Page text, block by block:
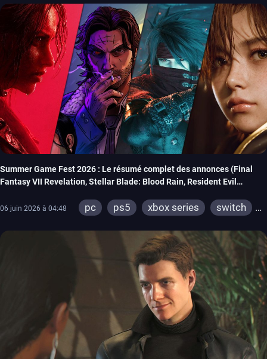
Summer Game Fest 2026 : Le résumé complet des annonces (Final
Fantasy VII Revelation, Stellar Blade: Blood Rain, Resident Evil
06 juin 2026 à 04:48 pc ps5 xbox series
switch
xbox one
ps3
xbox 360
switch 2